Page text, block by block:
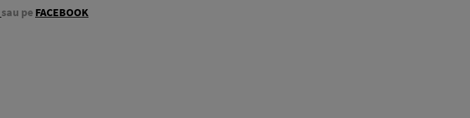
sau pe FACEBOOK